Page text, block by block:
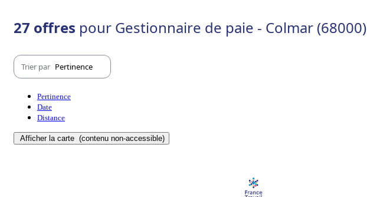
27 offres pour Gestionnaire de paie - Colmar (68000)
Trier par Pertinence
Pertinence
Date
Distance
Afficher la carte (contenu non-accessible)